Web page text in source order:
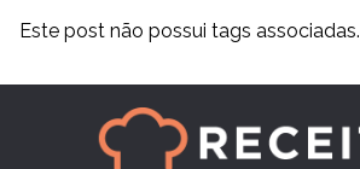
Este post não possui tags associadas.